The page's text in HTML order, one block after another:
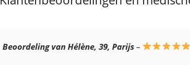
Beoordeling van Hélène, 39, Parijs–